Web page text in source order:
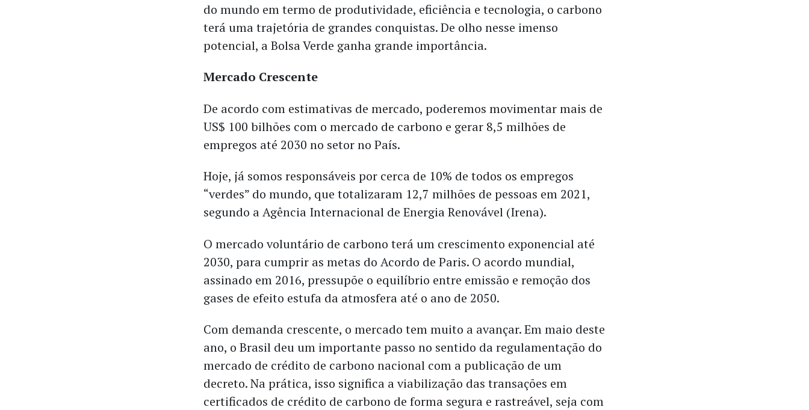
do mundo em termo de produtividade, eficiência e tecnologia, o carbono
terá uma trajetória de grandes conquistas. De olho nesse imenso
potencial, a Bolsa Verde ganha grande importância.
Mercado Crescente
De acordo com estimativas de mercado, poderemos movimentar mais de
US$ 100 bilhões com o mercado de carbono e gerar 8,5 milhões de
empregos até 2030 no setor no País.
Hoje, já somos responsáveis por cerca de 10% de todos os empregos
“verdes” do mundo, que totalizaram 12,7 milhões de pessoas em 2021,
segundo a Agência Internacional de Energia Renovável (Irena).
O mercado voluntário de carbono terá um crescimento exponencial até
2030, para cumprir as metas do Acordo de Paris. O acordo mundial,
assinado em 2016, pressupõe o equilíbrio entre emissão e remoção dos
gases de efeito estufa da atmosfera até o ano de 2050.
Com demanda crescente, o mercado tem muito a avançar. Em maio deste
ano, o Brasil deu um importante passo no sentido da regulamentação do
mercado de crédito de carbono nacional com a publicação de um
decreto. Na prática, isso significa a viabilização das transações em
certificados de crédito de carbono de forma segura e rastreável, seja com